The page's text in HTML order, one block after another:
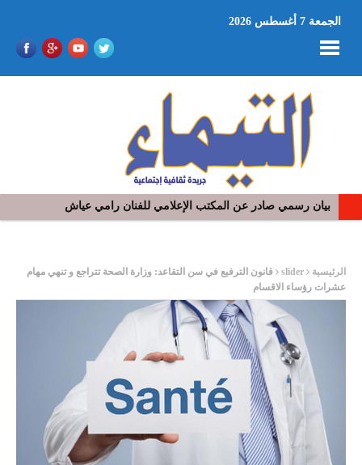
الجمعة 7 أغسطس 2026
بيان رسمي صادر عن المكتب الإعلامي للفنان رامي عياش
الرئيسية slider
قانون الترفيع في سن التقاعد: وزارة الصحة تتراجع و تنهي مهام
عشرات رؤساء الاقسام